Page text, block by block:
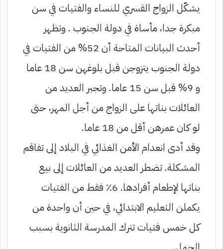
يشكّل الزواج القسري للنساء والفتيات في سن
مبكرة جدا، مأساة في دولة الجنوب . وتظهر
أحدث البيانات المتاحة أن 52% من الفتيات في
دولة الجنوب يتزوجن قبل بلوغهن سن 18 عاما
و 9% قبل سن 15 عاما. وتجبر العديد من
العائلات بناتها على الزواج من أجل المهر، حتى
لو كان عمرهن أقل من 18 عاما.
وقد أدى انعدام الأمن الغذائي في البلاد إلى تفاقم
المشكلة. تضطر العديد من العائلات إلى بيع
بناتها لإطعام أفرادها. 6٪ فقط من الفتيات
يكملن التعليم الابتدائي، في حين أن واحدة من
كل خمس فتيات تترك المدرسة الثانوية بسبب